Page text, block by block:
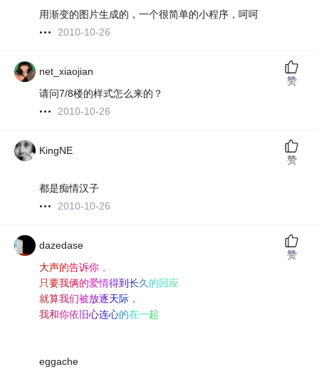
用渐变的图片生成的，一个很简单的小程序，呵呵
2010-10-26
net_xiaojian
请问7/8楼的样式怎么来的？
2010-10-26
赞
KingNE
都是痴情汉子
2010-10-26
赞
dazedase
大声的告诉你 ，
只要我俩的爱情得到长久的回应
就算我们被放逐天际 ，
我和你依 旧心连心的在一起
eggache
赞